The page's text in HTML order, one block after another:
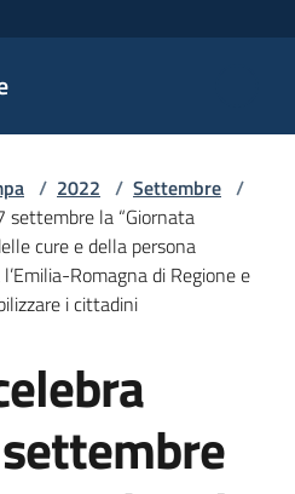
/ 2022 / Settembre /
settembre la “Giornata
cure e della persona
Romagna di Regione e
i cittadini